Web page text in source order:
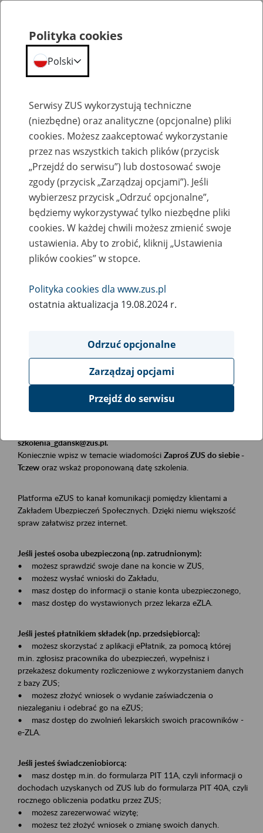
Szkolenia
Zaproś ZUS do siebie: eZUS, wizyty
rezerwowane, e-wizyty, Aktywni 50+
Rodzaj wydarzenia
Szkolenia
Obszar merytoryczny
Płatnicy, ubezpieczeni, świadczeniobiorcy
Opis wydarzenia
Szkolenie stacjonarne w siedzibie firmy, instytucji, urzędu.
szkolenia_gdansk@zus.pl.
Koniecznie wpisz w temacie wiadomości Zaproś ZUS do siebie -
Tczew oraz wskaż proponowaną datę szkolenia.
Platforma eZUS to kanał komunikacji pomiędzy klientami a
Zakładem Ubezpieczeń Społecznych. Dzięki niemu większość
spraw załatwisz przez internet.
Jeśli jesteś osoba ubezpieczoną (np. zatrudnionym):
• możesz sprawdzić swoje dane na koncie w ZUS,
• możesz wysłać wnioski do Zakładu,
• masz dostęp do informacji o stanie konta ubezpieczonego,
• masz dostęp do wystawionych przez lekarza eZLA.
Jeśli jesteś płatnikiem składek (np. przedsiębiorcą):
• możesz skorzystać z aplikacji ePłatnik, za pomocą której
m.in. zgłosisz pracownika do ubezpieczeń, wypełnisz i
przekażesz dokumenty rozliczeniowe z wykorzystaniem danych
z bazy ZUS;
• możesz złożyć wniosek o wydanie zaświadczenia o
niezaleganiu i odebrać go na eZUS;
• masz dostęp do zwolnień lekarskich swoich pracowników -
e-ZLA.
Jeśli jesteś świadczeniobiorcą:
• masz dostęp m.in. do formularza PIT 11A, czyli informacji o
dochodach uzyskanych od ZUS lub do formularza PIT 40A, czyli
rocznego obliczenia podatku przez ZUS;
• możesz zarezerwować wizytę;
• możesz też złożyć wniosek o zmianę swoich danych.
Polityka cookies
Polski
Serwisy ZUS wykorzystują techniczne
(niezbędne) oraz analityczne (opcjonalne) pliki
cookies. Możesz zaakceptować wykorzystanie
przez nas wszystkich takich plików (przycisk
„Przejdź do serwisu”) lub dostosować swoje
zgody (przycisk „Zarządzaj opcjami”). Jeśli
wybierzesz przycisk „Odrzuć opcjonalne”,
będziemy wykorzystywać tylko niezbędne pliki
cookies. W każdej chwili możesz zmienić swoje
ustawienia. Aby to zrobić, kliknij „Ustawienia
plików cookies” w stopce.
Polityka cookies dla www.zus.pl
ostatnia aktualizacja 19.08.2024 r.
Odrzuć opcjonalne
Zarządzaj opcjami
Przejdź do serwisu